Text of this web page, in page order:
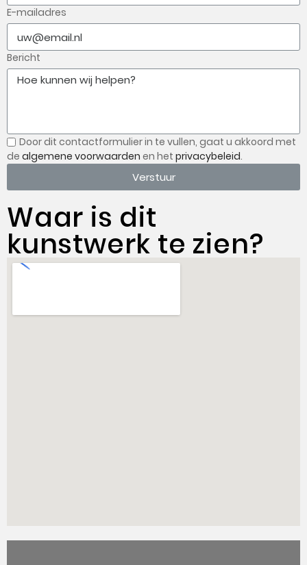
E-mailadres
Bericht
Door dit contactformulier in te vullen, gaat u akkoord met
de algemene voorwaarden en het privacybeleid.
Verstuur
Waar is dit
kunstwerk te zien?